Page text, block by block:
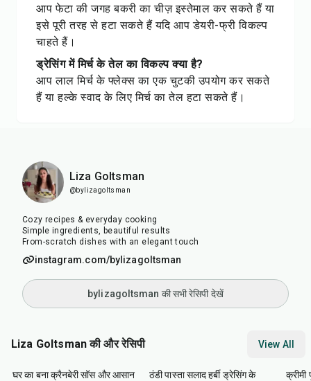
आप फेटा की जगह बकरी का चीज़ इस्तेमाल कर सकते हैं या
इसे पूरी तरह से हटा सकते हैं यदि आप डेयरी-फ्री विकल्प
चाहते हैं।
ड्रेसिंग में मिर्च के तेल का विकल्प क्या है?
आप लाल मिर्च के फ्लेक्स का एक चुटकी उपयोग कर सकते
हैं या हल्के स्वाद के लिए मिर्च का तेल हटा सकते हैं।
Liza Goltsman
@bylizagoltsman
Cozy recipes & everyday cooking
Simple ingredients, beautiful results
From-scratch dishes with an elegant touch
instagram.com/bylizagoltsman
bylizagoltsman की सभी रेसिपी देखें
Liza Goltsman की और रेसिपी View All
घर का बना क्रैनबेरी सॉस और आसान
ठंडी पास्ता सलाद हर्बी ड्रेसिंग के